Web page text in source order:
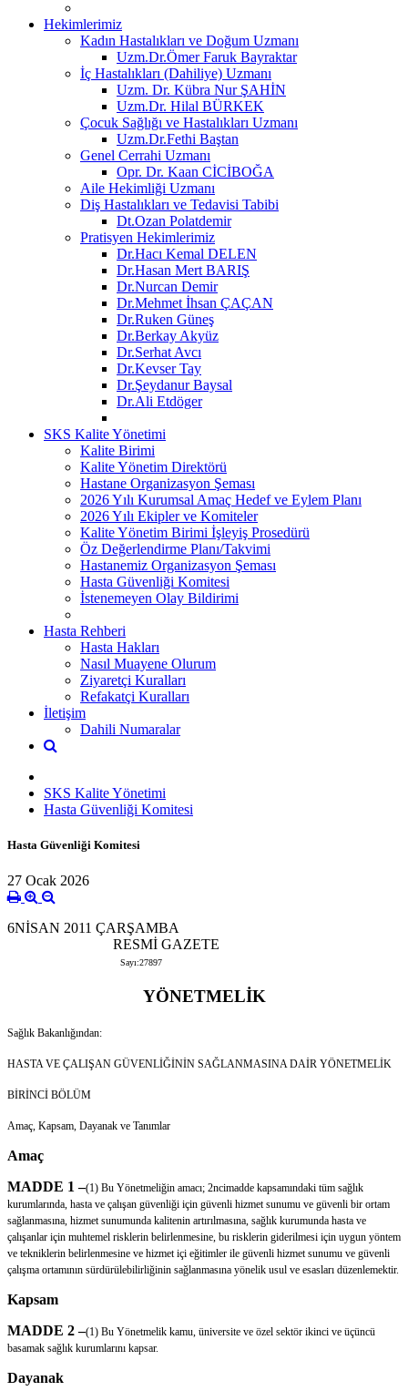
Hekimlerimiz
Kadın Hastalıkları ve Doğum Uzmanı
Uzm.Dr.Ömer Faruk Bayraktar
İç Hastalıkları (Dahiliye) Uzmanı
Uzm. Dr. Kübra Nur ŞAHİN
Uzm.Dr. Hilal BÜRKEK
Çocuk Sağlığı ve Hastalıkları Uzmanı
Uzm.Dr.Fethi Baştan
Genel Cerrahi Uzmanı
Opr. Dr. Kaan CİCİBOĞA
Aile Hekimliği Uzmanı
Diş Hastalıkları ve Tedavisi Tabibi
Dt.Ozan Polatdemir
Pratisyen Hekimlerimiz
Dr.Hacı Kemal DELEN
Dr.Hasan Mert BARIŞ
Dr.Nurcan Demir
Dr.Mehmet İhsan ÇAÇAN
Dr.Ruken Güneş
Dr.Berkay Akyüz
Dr.Serhat Avcı
Dr.Kevser Tay
Dr.Şeydanur Baysal
Dr.Ali Etdöger
SKS Kalite Yönetimi
Kalite Birimi
Kalite Yönetim Direktörü
Hastane Organizasyon Şeması
2026 Yılı Kurumsal Amaç Hedef ve Eylem Planı
2026 Yılı Ekipler ve Komiteler
Kalite Yönetim Birimi İşleyiş Prosedürü
Öz Değerlendirme Planı/Takvimi
Hastanemiz Organizasyon Şeması
Hasta Güvenliği Komitesi
İstenemeyen Olay Bildirimi
Hasta Rehberi
Hasta Hakları
Nasıl Muayene Olurum
Ziyaretçi Kuralları
Refakatçi Kuralları
İletişim
Dahili Numaralar
SKS Kalite Yönetimi
Hasta Güvenliği Komitesi
Hasta Güvenliği Komitesi
27 Ocak 2026
6NİSAN 2011 ÇARŞAMBA
RESMİ GAZETE
Sayı:27897
YÖNETMELİK
Sağlık Bakanlığından:
HASTA VE ÇALIŞAN GÜVENLİĞİNİN SAĞLANMASINA DAİR YÖNETMELİK
BİRİNCİ BÖLÜM
Amaç, Kapsam, Dayanak ve Tanımlar
Amaç
MADDE 1 –(1) Bu Yönetmeliğin amacı; 2ncimadde kapsamındaki tüm sağlık
kurumlarında, hasta ve çalışan güvenliği için güvenli hizmet sunumu ve güvenli bir ortam
sağlanmasına, hizmet sunumunda kalitenin artırılmasına, sağlık kurumunda hasta ve
çalışanlar için muhtemel risklerin belirlenmesine, bu risklerin giderilmesi için uygun yöntem
ve tekniklerin belirlenmesine ve hizmet içi eğitimler ile güvenli hizmet sunumu ve güvenli
çalışma ortamının sürdürülebilirliğinin sağlanmasına yönelik usul ve esasları düzenlemektir.
Kapsam
MADDE 2 –(1) Bu Yönetmelik kamu, üniversite ve özel sektör ikinci ve üçüncü
basamak sağlık kurumlarını kapsar.
Dayanak